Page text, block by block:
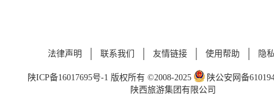
法律声明 联系我们 友情链接 使用帮助 隐
陕ICP备16017695号-1 版权所有 ©2008-2025
陕公安网备
陕西旅游集团有限公司